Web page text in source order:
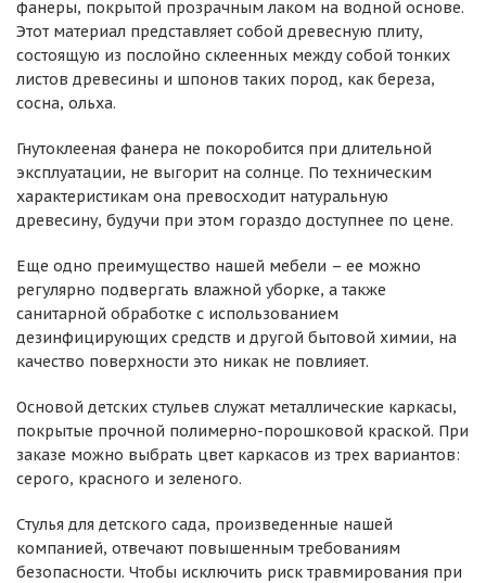
фанеры, покрытой прозрачным лаком на водной основе.
Этот материал представляет собой древесную плиту,
состоящую из послойно склеенных между собой тонких
листов древесины и шпонов таких пород, как береза,
сосна, ольха.
Гнутоклееная фанера не покоробится при длительной
эксплуатации, не выгорит на солнце. По техническим
характеристикам она превосходит натуральную
древесину, будучи при этом гораздо доступнее по цене.
Еще одно преимущество нашей мебели – ее можно
регулярно подвергать влажной уборке, а также
санитарной обработке с использованием
дезинфицирующих средств и другой бытовой химии, на
качество поверхности это никак не повлияет.
Основой детских стульев служат металлические каркасы,
покрытые прочной полимерно-порошковой краской. При
заказе можно выбрать цвет каркасов из трех вариантов:
серого, красного и зеленого.
Стулья для детского сада, произведенные нашей
компанией, отвечают повышенным требованиям
безопасности. Чтобы исключить риск травмирования при